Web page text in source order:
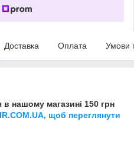
Доставка Оплата Умови
нашому магазині 150 грн
щоб переглянути